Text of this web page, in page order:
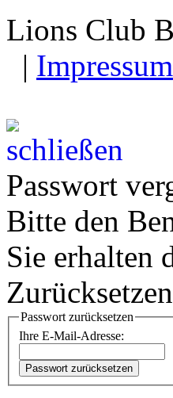
Lions Club
| Impressum
Passwort
Bitte den
Sie erhalten
Passwort zurücksetzen
Ihre E-Mail-Adresse: